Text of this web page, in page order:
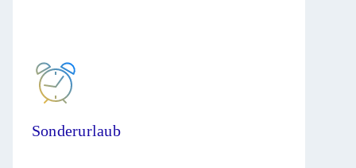
Sonderurlaub